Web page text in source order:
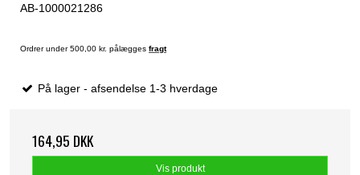
AB-1000021286
Ordrer under 500,00 kr. pålægges fragt
På lager - afsendelse 1-3 hverdage
164,95 DKK
Vis produkt